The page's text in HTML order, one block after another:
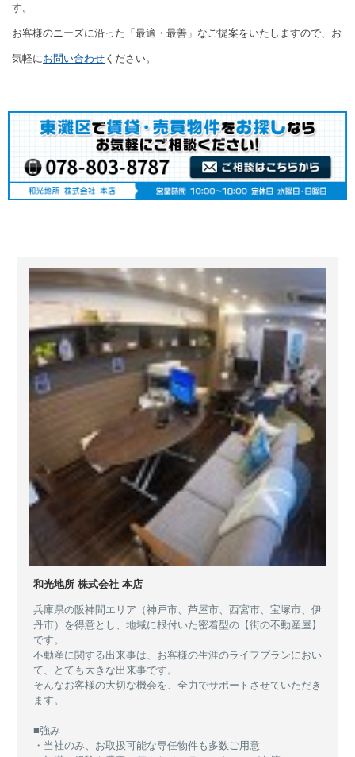
す。
お客様のニーズに沿った「最適・最善」なご提案をいたしますので、お
気軽に お問い合わせ ください。
和光地所 株式会社 本店
兵庫県の阪神間エリア（神戸市、芦屋市、西宮市、宝塚市、伊
丹市）を得意とし、地域に根付いた密着型の【街の不動産屋】
です。
不動産に関する出来事は、お客様の生涯のライフプランにおい
て、とても大きな出来事です。
そんなお客様の大切な機会を、全力でサポートさせていただき
ます。
■強み
・当社のみ、お取扱可能な専任物件も多数ご用意